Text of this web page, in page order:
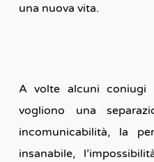
una nuova vita.
A volte alcuni coniugi
vogliono una
incomunicabilità, la
insanabile,